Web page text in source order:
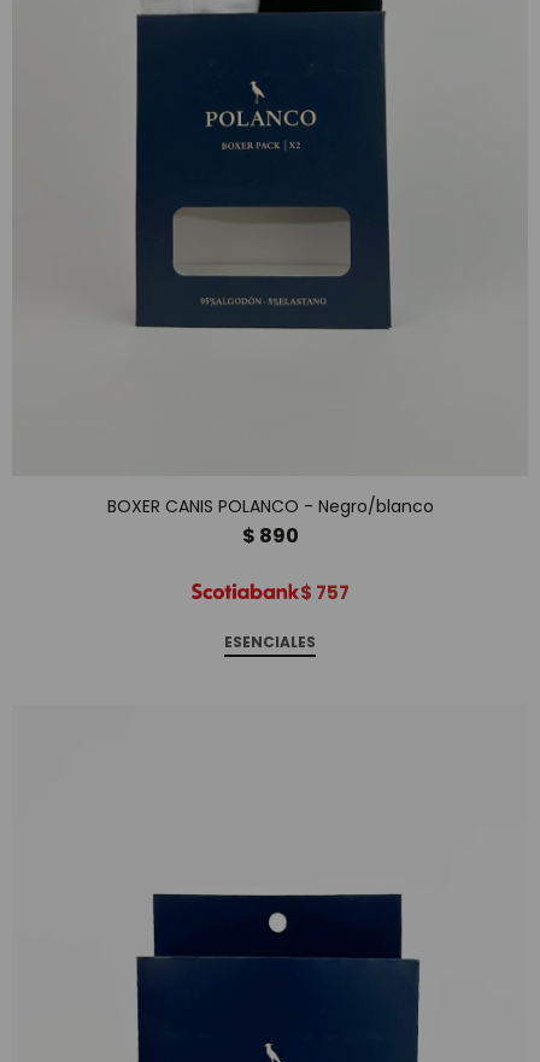
BOXER CANIS POLANCO - Negro/blanco
$ 890
$ 757
ESENCIALES